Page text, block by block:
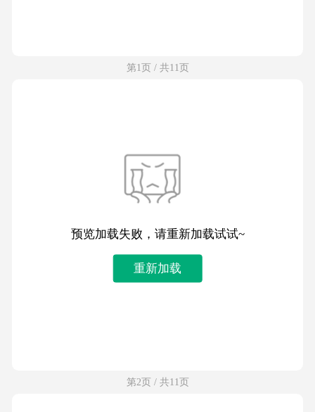
第1页 / 共11页
预览加载失败，请重新加载试试~
重新加载
第2页 / 共11页